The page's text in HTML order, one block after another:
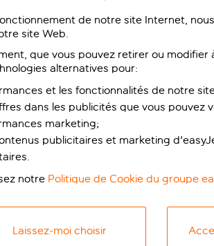
de notre site Internet,
site Web.
que vous pouvez retirer ou modifier
alternatives pour:
et les fonctionnalités de notre
dans les publicités que vous pouvez
marketing;
publicitaires et marketing
notre Politique de Cookie du groupe
Laissez-moi choisir